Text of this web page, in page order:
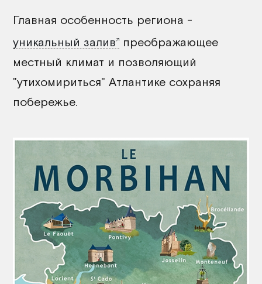
Главная особенность региона -
уникальный залив
преображающее
местный климат и позволяющий
"утихомириться" Атлантике сохраняя
побережье.